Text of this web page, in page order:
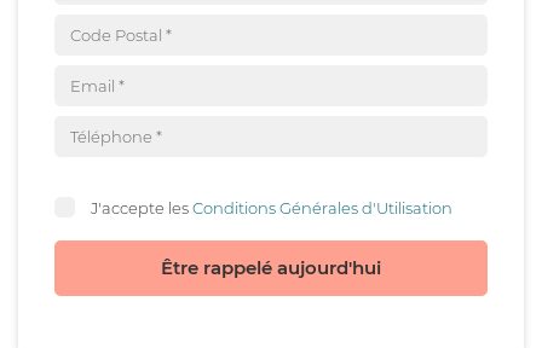
J'accepte lesConditions Générales d'Utilisation
Être rappelé aujourd'hui